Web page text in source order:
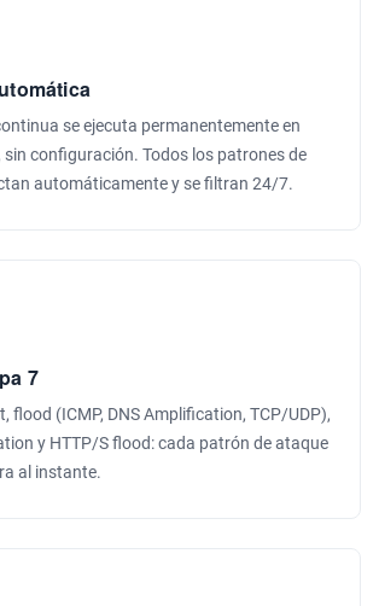
se ejecuta permanentemente en
sin configuración. Todos los patrones de
automáticamente y se filtran 24/7.
7
flood (ICMP, DNS Amplification, TCP/UDP),
y HTTP/S flood: cada patrón de ataque
al instante.